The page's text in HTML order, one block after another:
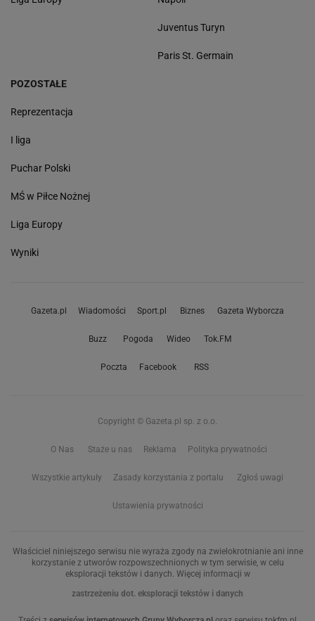
Juventus Turyn
Paris St. Germain
POZOSTAŁE
Reprezentacja
I liga
Puchar Polski
MŚ w Piłce Nożnej
Liga Europy
Wyniki
Gazeta.pl Wiadomości Sport.pl Biznes Gazeta Wyborcza
Buzz Pogoda Wideo Tok.FM
Poczta Facebook RSS
Copyright © Gazeta.pl sp. z o.o.
O Nas Staże u nas Reklama Polityka prywatności
Wszystkie artykuły Zasady korzystania z portalu Zgłoś uwagi
Ustawienia prywatności
Właściciel niniejszego serwisu nie wyraża zgody na zwielokrotnianie ani inne
korzystanie z utworów rozpowszechnionych w tym serwisie, w celu
eksploracji tekstów i danych. Więcej informacji w
zastrzeżeniu dot. eksploracji tekstów i danych